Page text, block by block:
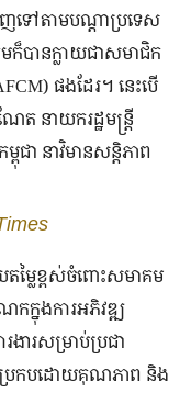
ញទៅតាមបណ្ដាប្រទេស
បានក្លាយជាសមាជិក
ផងដែរ។ នេះបើ
ត នាយករដ្ឋមន្ត្រី
ា នាវិមានសន្តិភាព
ម្លៃខ្ពស់ចំពោះសមាគម
ក្នុងការអភិវឌ្ឍ
រងារសម្រាប់ប្រជា
ត៍ប្រកបដោយគុណភាព និង